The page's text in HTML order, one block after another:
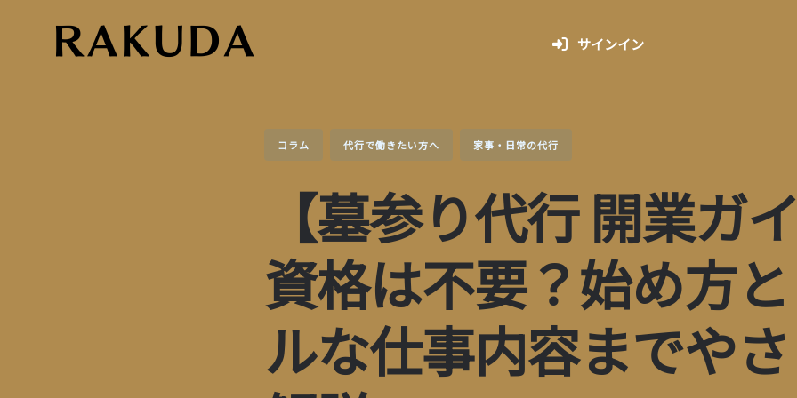
サインイン
コラム 代行で働きたい方へ 家事・日常の代行
【墓参り代行 開業ガ
資格は不要？始め方
ルな仕事内容までや